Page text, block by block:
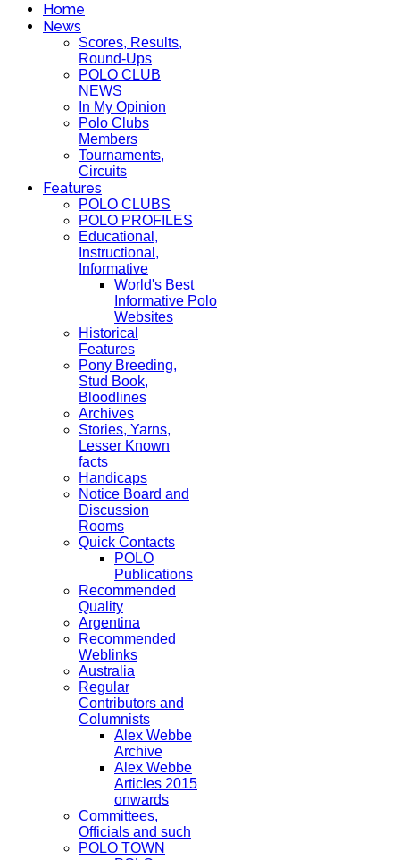
Home
News
Scores, Results,
Round-Ups
POLO CLUB
NEWS
In My Opinion
Polo Clubs
Members
Tournaments,
Circuits
Features
POLO CLUBS
POLO PROFILES
Educational,
Instructional,
Informative
World's Best
Informative Polo
Websites
Historical
Features
Pony Breeding,
Stud Book,
Bloodlines
Archives
Stories, Yarns,
Lesser Known
facts
Handicaps
Notice Board and
Discussion
Rooms
Quick Contacts
POLO
Publications
Recommended
Quality
Argentina
Recommended
Weblinks
Australia
Regular
Contributors and
Columnists
Alex Webbe
Archive
Alex Webbe
Articles 2015
onwards
Committees,
Officials and such
POLO TOWN